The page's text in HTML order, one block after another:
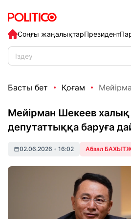
Соңғы жаңалықтарПрезидент
Басты бет Қоғам
Мейірман Шекеев халық
депутаттыққа баруға
02.06.2026 • 16:02 Абзал